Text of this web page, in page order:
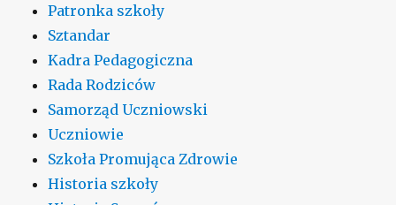
Patronka szkoły
Sztandar
Kadra Pedagogiczna
Rada Rodziców
Samorząd Uczniowski
Uczniowie
Szkoła Promująca Zdrowie
Historia szkoły